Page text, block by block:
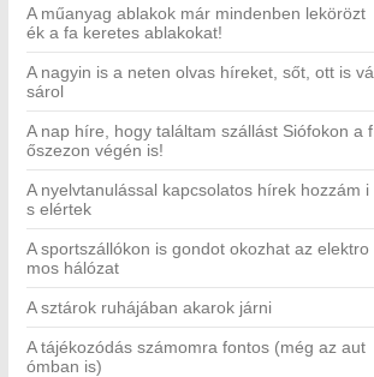
A műanyag ablakok már mindenben lekörözt
ék a fa keretes ablakokat!
A nagyin is a neten olvas híreket, sőt, ott is vá
sárol
A nap híre, hogy találtam szállást Siófokon a f
őszezon végén is!
A nyelvtanulással kapcsolatos hírek hozzám i
s elértek
A sportszállókon is gondot okozhat az elektro
mos hálózat
A sztárok ruhájában akarok járni
A tájékozódás számomra fontos (még az aut
ómban is)